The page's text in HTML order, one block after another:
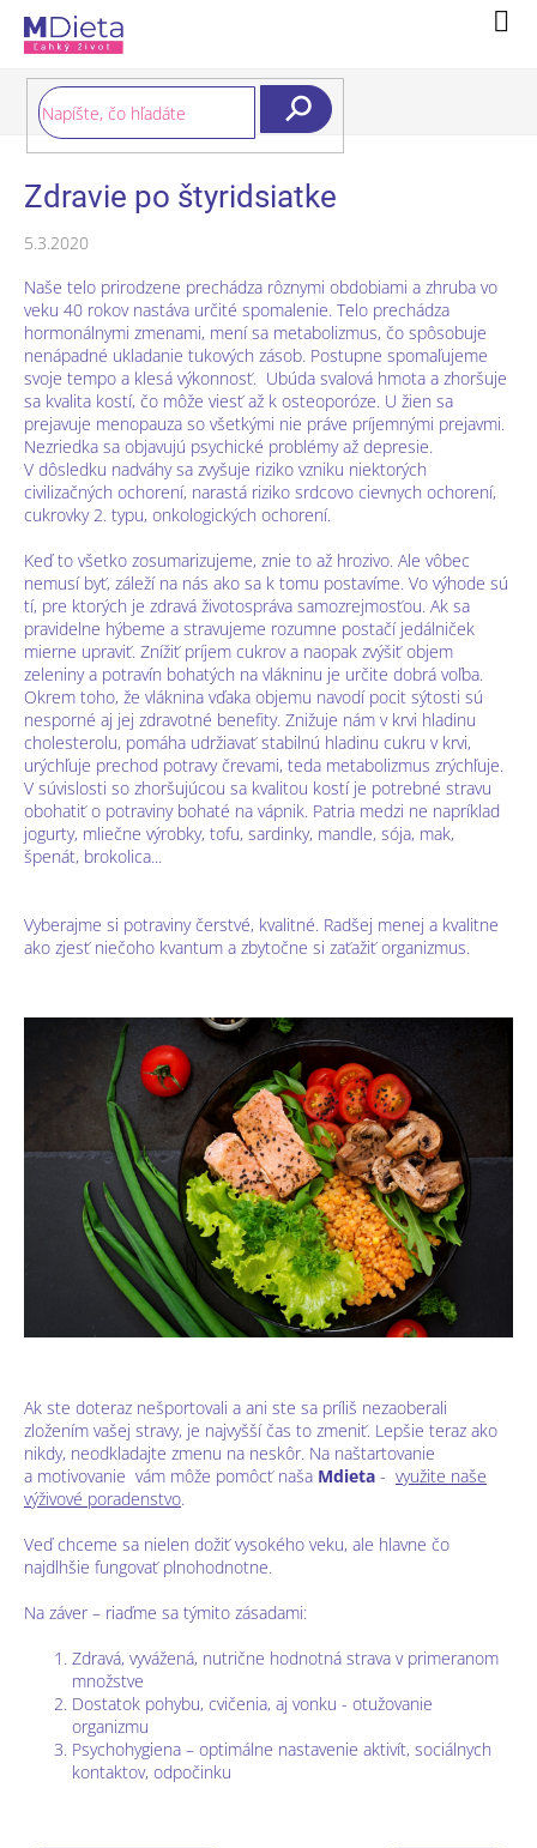
obsah
Zdravie po štyridsiatke
5.3.2020
Naše telo prirodzene prechádza rôznymi obdobiami a zhruba vo
veku 40 rokov nastáva určité spomalenie. Telo prechádza
hormonálnymi zmenami, mení sa metabolizmus, čo spôsobuje
nenápadné ukladanie tukových zásob. Postupne spomaľujeme
svoje tempo a klesá výkonnosť. Ubúda svalová hmota a zhoršuje
sa kvalita kostí, čo môže viesť až k osteoporóze. U žien sa
prejavuje menopauza so všetkými nie práve príjemnými prejavmi.
Nezriedka sa objavujú psychické problémy až depresie.
V dôsledku nadváhy sa zvyšuje riziko vzniku niektorých
civilizačných ochorení, narastá riziko srdcovo cievnych ochorení,
cukrovky 2. typu, onkologických ochorení.
Keď to všetko zosumarizujeme, znie to až hrozivo. Ale vôbec
nemusí byť, záleží na nás ako sa k tomu postavíme. Vo výhode sú
tí, pre ktorých je zdravá životospráva samozrejmosťou. Ak sa
pravidelne hýbeme a stravujeme rozumne postačí jedálniček
mierne upraviť. Znížiť príjem cukrov a naopak zvýšiť objem
zeleniny a potravín bohatých na vlákninu je určite dobrá voľba.
Okrem toho, že vláknina vďaka objemu navodí pocit sýtosti sú
nesporné aj jej zdravotné benefity. Znižuje nám v krvi hladinu
cholesterolu, pomáha udržiavať stabilnú hladinu cukru v krvi,
urýchľuje prechod potravy črevami, teda metabolizmus zrýchľuje.
V súvislosti so zhoršujúcou sa kvalitou kostí je potrebné stravu
obohatiť o potraviny bohaté na vápnik. Patria medzi ne napríklad
jogurty, mliečne výrobky, tofu, sardinky, mandle, sója, mak,
špenát, brokolica...
Vyberajme si potraviny čerstvé, kvalitné. Radšej menej a kvalitne
ako zjesť niečoho kvantum a zbytočne si zaťažiť organizmus.
Ak ste doteraz nešportovali a ani ste sa príliš nezaoberali
zložením vašej stravy, je najvyšší čas to zmeniť. Lepšie teraz ako
nikdy, neodkladajte zmenu na neskôr. Na naštartovanie
a motivovanie vám môže pomôcť naša Mdieta - využite naše
výživové poradenstvo.
Veď chceme sa nielen dožiť vysokého veku, ale hlavne čo
najdlhšie fungovať plnohodnotne.
Na záver – riaďme sa týmito zásadami:
Zdravá, vyvážená, nutrične hodnotná strava v primeranom
množstve
Dostatok pohybu, cvičenia, aj vonku - otužovanie
organizmu
Psychohygiena – optimálne nastavenie aktivít, sociálnych
kontaktov, odpočinku